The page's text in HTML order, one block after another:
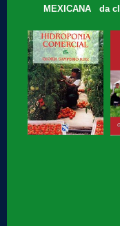
Hidroponia,
Te
Samperio a...
Hidroponia,
Hidroponia
MEXICANA da